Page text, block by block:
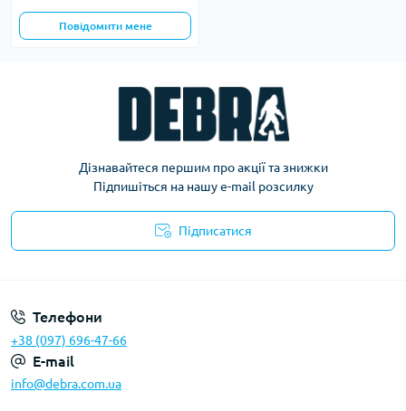
Повідомити мене
Дізнавайтеся першим про акції та знижки
Підпишіться на нашу e-mail розсилку
Підписатися
Телефони
+38 (097) 696-47-66
E-mail
info@debra.com.ua